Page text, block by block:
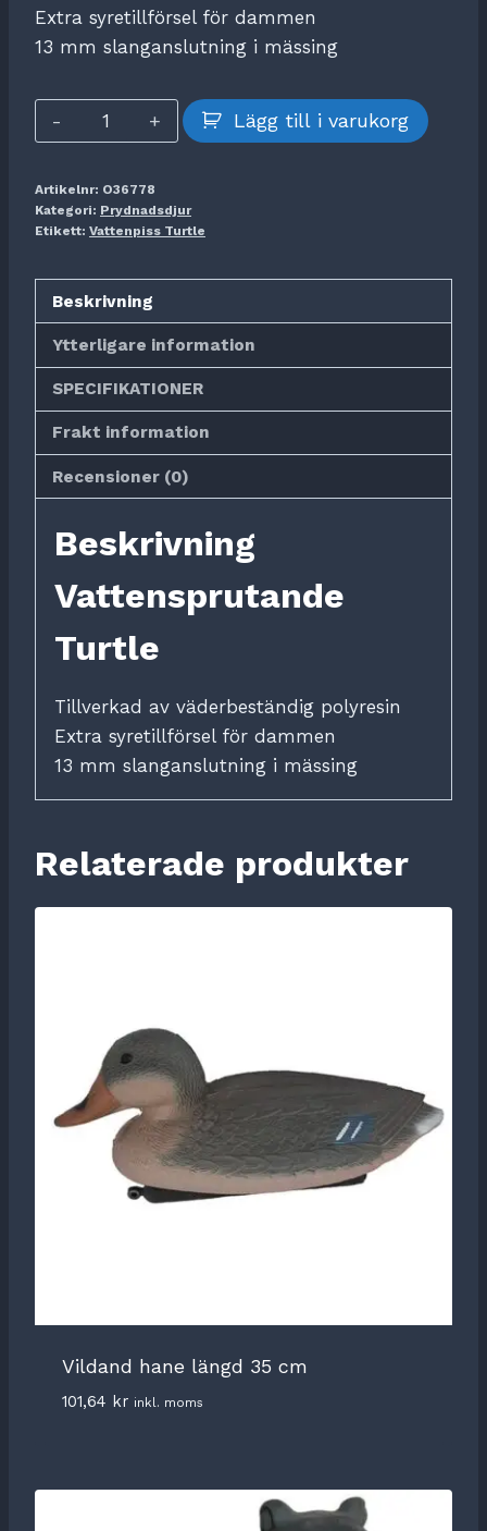
Extra syretillförsel för dammen
13 mm slanganslutning i mässing
Vattensprutande
Turtle
Lägg till i varukorg
Artikelnr: O36778
Kategori: Prydnadsdjur
Etikett: Vattenpiss Turtle
Beskrivning
Ytterligare information
SPECIFIKATIONER
Frakt information
Recensioner (0)
Beskrivning
Vattensprutande
Turtle
Tillverkad av väderbeständig polyresin
Extra syretillförsel för dammen
13 mm slanganslutning i mässing
Relaterade produkter
Vildand hane längd 35 cm
101,64 kr inkl. moms